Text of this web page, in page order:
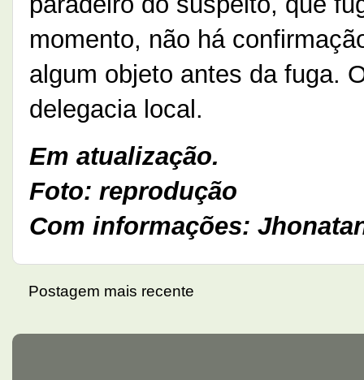
momento, não há
algum objeto antes da fuga.
delegacia local.
Em atualização.
Foto: reprodução
Com informações:
Postagem mais recente